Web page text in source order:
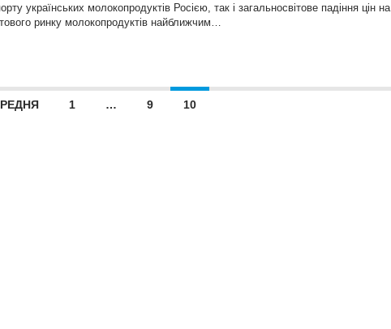
українських молокопродуктів Росією, так і загальносвітове падіння цін на
ринку молокопродуктів найближчим…
1 … 9 10